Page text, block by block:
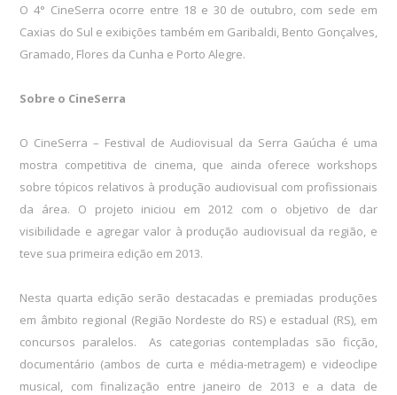
O 4° CineSerra ocorre entre 18 e 30 de outubro, com sede em
Caxias do Sul e exibições também em Garibaldi, Bento Gonçalves,
Gramado, Flores da Cunha e Porto Alegre.
Sobre o CineSerra
O CineSerra – Festival de Audiovisual da Serra Gaúcha é uma
mostra competitiva de cinema, que ainda oferece workshops
sobre tópicos relativos à produção audiovisual com profissionais
da área. O projeto iniciou em 2012 com o objetivo de dar
visibilidade e agregar valor à produção audiovisual da região, e
teve sua primeira edição em 2013.
Nesta quarta edição serão destacadas e premiadas produções
em âmbito regional (Região Nordeste do RS) e estadual (RS), em
concursos paralelos. As categorias contempladas são ficção,
documentário (ambos de curta e média-metragem) e videoclipe
musical, com finalização entre janeiro de 2013 e a data de